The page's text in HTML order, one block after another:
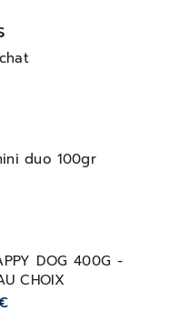
duo 100gr
DOG 400G -
CHOIX